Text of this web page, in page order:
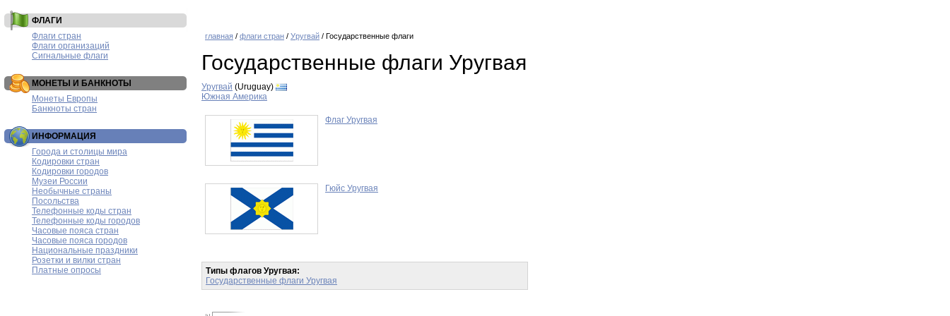
ФЛАГИ
Флаги стран
Флаги организаций
Сигнальные флаги
МОНЕТЫ И БАНКНОТЫ
Монеты Европы
Банкноты стран
ИНФОРМАЦИЯ
Города и столицы мира
Кодировки стран
Кодировки городов
Музеи России
Необычные страны
Посольства
Телефонные коды стран
Телефонные коды городов
Часовые пояса стран
Часовые пояса городов
Национальные праздники
Розетки и вилки стран
Платные опросы
главная / флаги стран / Уругвай / Государственные флаги
Государственные флаги Уругвая
Уругвай (Uruguay)
Южная Америка
Флаг Уругвая
Гюйс Уругвая
Типы флагов Уругвая:
Государственные флаги Уругвая